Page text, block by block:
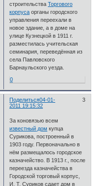
строительстваТоргового
корпуса органы городского
управления переехали в
новое здание, а в доме на
улице Кузнецкой в 1911 г.
разместилась учительская
семинария, переведённая из
села Павловского
Барнаульского уезда.
0
Поделиться 3
04-01-
2011 19:15:32
За коновязью всем
известный дом купца
Сурикова, построенный в
1903 году. Первоначально в
нём размещалось городское
казначейство. В 1913 г., после
переезда казначейства в
Городской торговый корпус,
И. Т. Суриков сдает дом в